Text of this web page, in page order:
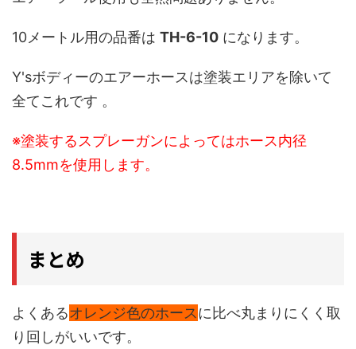
10メートル用の品番は TH-6-10 になります。
Y'sボディーのエアーホースは塗装エリアを除いて
全てこれです 。
※塗装するスプレーガンによってはホース内径
8.5mmを使用します。
まとめ
よくあるオレンジ色のホースに比べ丸まりにくく取
り回しがいいです。